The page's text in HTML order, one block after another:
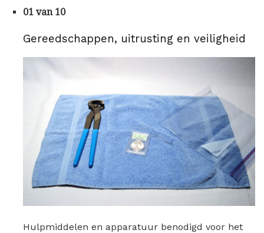
01 van 10
Gereedschappen, uitrusting en veiligheid
Hulpmiddelen en apparatuur benodigd voor het